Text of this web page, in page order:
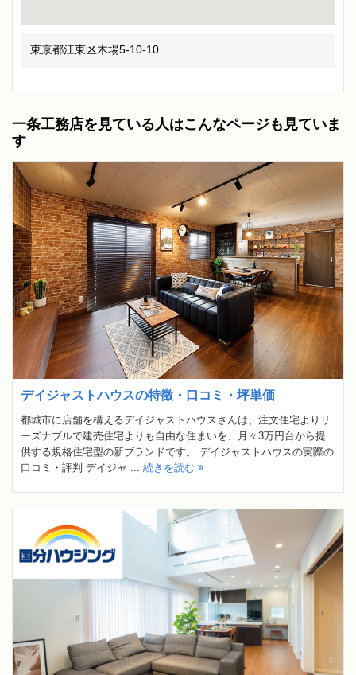
東京都江東区木場5-10-10
一条工務店を見ている人はこんなページも見ていま
す
デイジャストハウスの特徴・口コミ・坪単価
都城市に店舗を構えるデイジャストハウスさんは、注文住宅よりリ
ーズナブルで建売住宅よりも自由な住まいを、月々3万円台から提
供する規格住宅型の新ブランドです。 デイジャストハウスの実際の
口コミ・評判 デイジャ ... 続きを読む